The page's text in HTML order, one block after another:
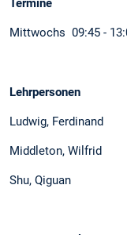
Termine
Mittwochs 09:45 -
Lehrpersonen
Ludwig, Ferdinand
Middleton, Wilfrid
Shu, Qiguan